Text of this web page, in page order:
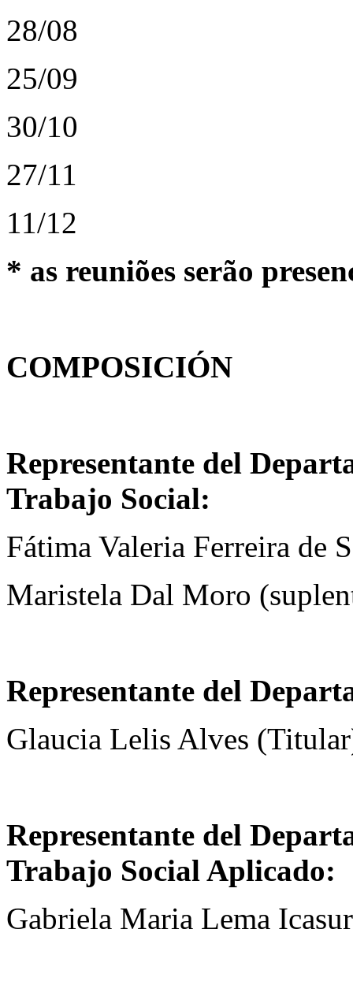
28/08
25/09
30/10
27/11
11/12
* as reuniões serão
COMPOSICIÓN
Representante del
Trabajo Social:
Fátima Valeria Ferreira de
Maristela Dal Moro
Representante del
Glaucia Lelis Alves
Representante del
Trabajo Social Aplicado:
Gabriela Maria Lema